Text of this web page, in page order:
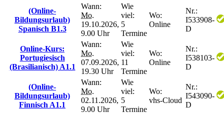
(Online-
Bildungsurlaub)
Spanisch B1.3
Wann:
Mo.
19.10.2026,
9.00 Uhr
Wie
viel:
5
Termine
Wo:
Online
Nr.:
I533908-
D
Online-Kurs:
Portugiesisch
(Brasilianisch) A1.1
Wann:
Mo.
07.09.2026,
19.30 Uhr
Wie
viel:
11
Termine
Wo:
Online
Nr.:
I538103-
D
(Online-
Bildungsurlaub)
Finnisch A1.1
Wann:
Mo.
02.11.2026,
9.00 Uhr
Wie
viel:
5
Termine
Wo:
vhs-Cloud
Nr.:
I543090-
D